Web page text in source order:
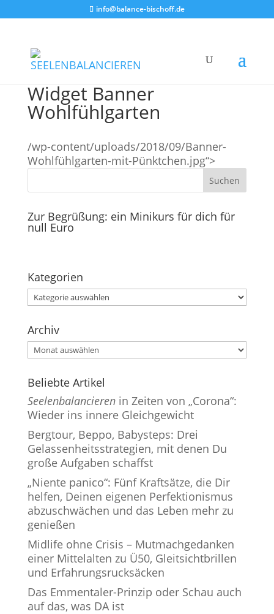
info@balance-bischoff.de
Widget Banner
Wohlfühlgarten
/wp-content/uploads/2018/09/Banner-
Wohlfühlgarten-mit-Pünktchen.jpg“>
Zur Begrüßung: ein Minikurs für dich für
null Euro
Kategorien
Kategorien
Archiv
Archiv
Beliebte Artikel
Seelenbalancierenin Zeiten von „Corona“:
Wieder ins innere Gleichgewicht
Bergtour, Beppo, Babysteps: Drei
Gelassenheitsstrategien, mit denen Du
große Aufgaben schaffst
„Niente panico“: Fünf Kraftsätze, die Dir
helfen, Deinen eigenen Perfektionismus
abzuschwächen und das Leben mehr zu
genießen
Midlife ohne Crisis – Mutmachgedanken
einer Mittelalten zu Ü50, Gleitsichtbrillen
und Erfahrungsrucksäcken
Das Emmentaler-Prinzip oder Schau auch
auf das, was DA ist